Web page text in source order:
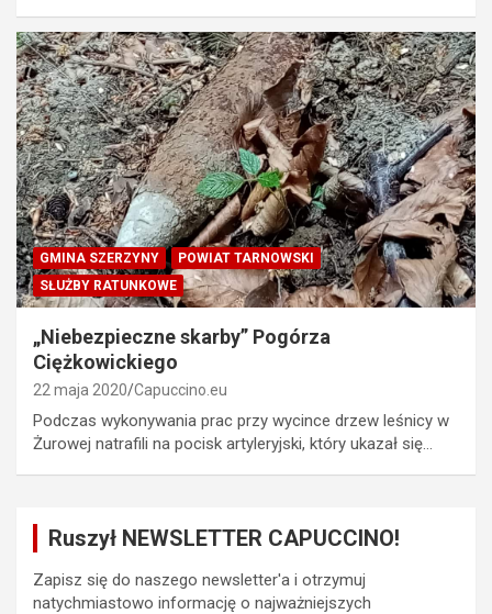
GMINA SZERZYNY
POWIAT TARNOWSKI
SŁUŻBY RATUNKOWE
„Niebezpieczne skarby” Pogórza
Ciężkowickiego
22 maja 2020 Capuccino.eu
Podczas wykonywania prac przy wycince drzew leśnicy w
Żurowej natrafili na pocisk artyleryjski, który ukazał się…
Ruszył NEWSLETTER CAPUCCINO!
Zapisz się do naszego newsletter'a i otrzymuj
natychmiastowo informację o najważniejszych